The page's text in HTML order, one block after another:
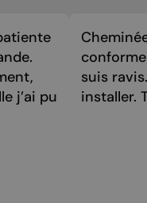
j’ai pu
suis
installer.